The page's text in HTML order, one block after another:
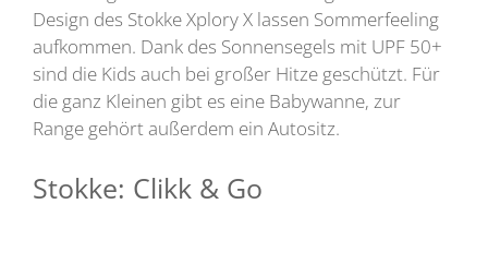
Design des Stokke Xplory X lassen Sommerfeeling
aufkommen. Dank des Sonnensegels mit UPF 50+
sind die Kids auch bei großer Hitze geschützt. Für
die ganz Kleinen gibt es eine Babywanne, zur
Range gehört außerdem ein Autositz.
Stokke: Clikk & Go